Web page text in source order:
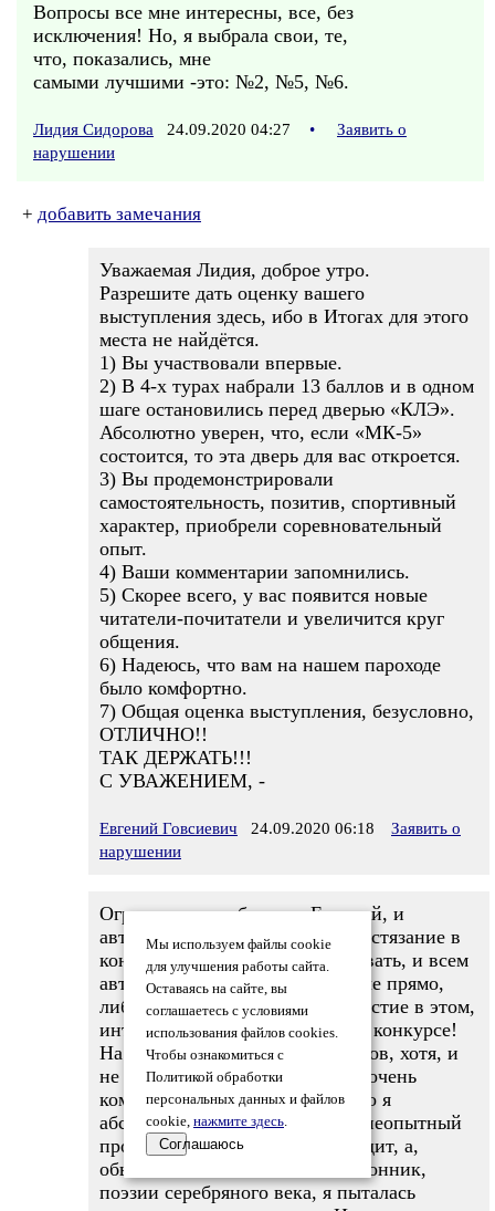
Вопросы все мне интересны, все, без
исключения! Но, я выбрала свои, те,
что, показались, мне
самыми лучшими -это: №2, №5, №6.
Лидия Сидорова 24.09.2020 04:27 •
Заявить о
нарушении
+ добавить замечания
Уважаемая Лидия, доброе утро.
Разрешите дать оценку вашего
выступления здесь, ибо в Итогах для этого
места не найдётся.
1) Вы участвовали впервые.
2) В 4-х турах набрали 13 баллов и в одном
шаге остановились перед дверью «КЛЭ».
Абсолютно уверен, что, если «МК-5»
состоится, то эта дверь для вас откроется.
3) Вы продемонстрировали
самостоятельность, позитив, спортивный
характер, приобрели соревновательный
опыт.
4) Ваши комментарии запомнились.
5) Скорее всего, у вас появится новые
читатели-почитатели и увеличится круг
общения.
6) Надеюсь, что вам на нашем пароходе
было комфортно.
7) Общая оценка выступления, безусловно,
ОТЛИЧНО!!
ТАК ДЕРЖАТЬ!!!
С УВАЖЕНИЕМ, -
Евгений Говсиевич 24.09.2020 06:18
Заявить о
нарушении
Огромное спасибо, вам, Евгений, и
авторам, которые завершили состязание в
конкурсе, продолжают участвовать, и всем
авторам - болельщикам, которые прямо,
либо, косвенно, принимали участие в этом,
интереснейшем, на мой взгляд, конкурсе!
На протяжении нескольких туров, хотя, и
не просто, мне было,но, точно,очень
комфортно! Несмотря на то, что я
абсолютный новичок, этакий, неопытный
простачок, совершенно, не эрудит, а,
обыкновенный читатель - поклонник,
поэзии серебряного века, я пыталась
Мы используем файлы cookie
для улучшения работы сайта.
Оставаясь на сайте, вы
соглашаетесь с условиями
использования файлов cookies.
Чтобы ознакомиться с
Политикой обработки
персональных данных и файлов
cookie, нажмите здесь.
Соглашаюсь